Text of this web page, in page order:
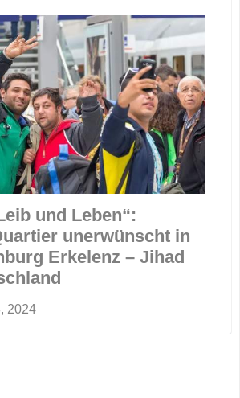
und Leben“:
unerwünscht in
Erkelenz – Jihad
2024